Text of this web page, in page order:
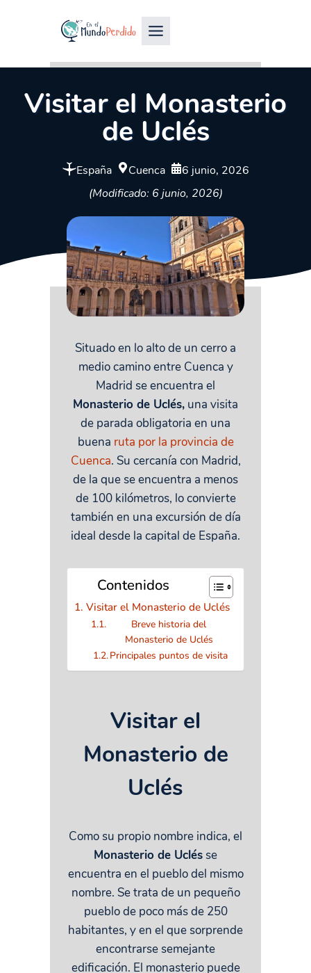
Visitar el Monasterio
de Uclés
España Cuenca
6 junio, 2026
(Modificado: 6 junio, 2026)
Situado en lo alto de un cerro a
medio camino entre Cuenca y
Madrid se encuentra el
Monasterio de Uclés, una visita
de parada obligatoria en una
buena ruta por la provincia de
Cuenca. Su cercanía con Madrid,
de la que se encuentra a menos
de 100 kilómetros, lo convierte
también en una excursión de día
ideal desde la capital de España.
Contenidos
Visitar el Monasterio de Uclés
Breve historia del
Monasterio de Uclés
Principales puntos de visita
Visitar el
Monasterio de
Uclés
Como su propio nombre indica, el
Monasterio de Uclésse
encuentra en el pueblo del mismo
nombre. Se trata de un pequeño
pueblo de poco más de 250
habitantes, y en el que sorprende
encontrarse semejante
edificación. El monasterio puede